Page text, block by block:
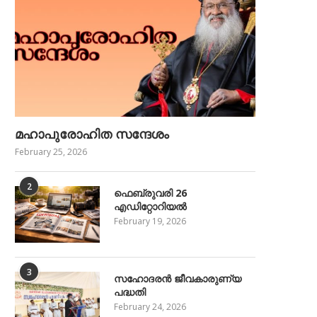
മഹാപുരോഹിത സന്ദേശം
February 25, 2026
2
ഫെബ്രുവരി 26
എഡിറ്റോറിയൽ
February 19, 2026
3
സഹോദരൻ ജീവകാരുണ്യ
പദ്ധതി
February 24, 2026